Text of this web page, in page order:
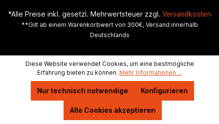
*Alle Preise inkl. gesetzl. Mehrwertsteuer zzgl. Versandkosten
**Gilt ab einem Warenkorbwert von 300€, Versand innerhalb
Deutschlands
Diese Website verwendet Cookies, um eine bestmögliche
Erfahrung bieten zu können. Mehr Informationen ...
Nur technisch notwendige Konfigurieren
Alle Cookies akzeptieren